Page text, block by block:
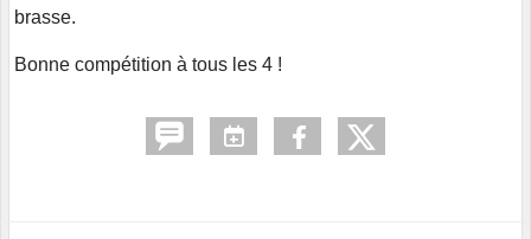
brasse.
Bonne compétition à tous les 4 !